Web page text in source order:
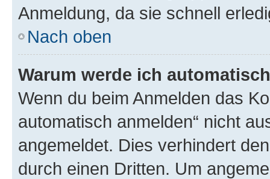
Anmeldung, da sie schnell
Nach oben
Warum werde ich
Wenn du beim Anmelden das
automatisch anmelden“ nicht
angemeldet. Dies verhindert
durch einen Dritten. Um